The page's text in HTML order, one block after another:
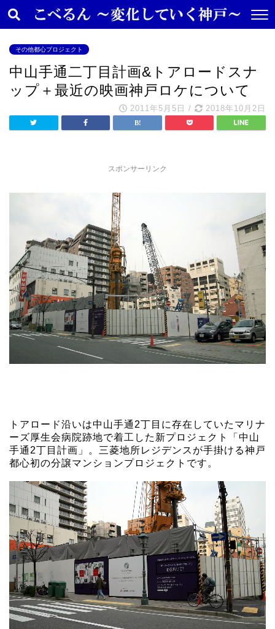
その他都心プロジェクト
中山手通二丁目計画&トアロードスナ
ップ＋最近の映画神戸ロケについて
2011年5月5日 / 2018年10月2日
スポンサーリンク
トアロード沿いは中山手通2丁目に存在していたマリナ
ーズ厚生会病院跡地で着工した新プロジェクト「中山
手通2丁目計画」。三菱地所レジデンスが手掛ける神戸
都心初の分譲マンションプロジェクトです。